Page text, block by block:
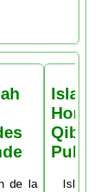
de la
Pubs